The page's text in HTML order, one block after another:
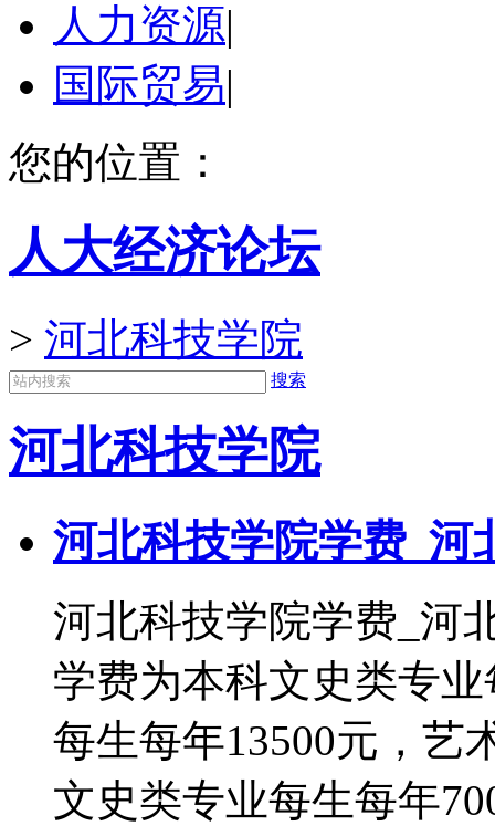
人力资源|
国际贸易|
您的位置：
人大经济论坛
> 河北科技学院
搜索
河北科技学院
河北科技学院学费_河
河北科技学院学费_
学费为本科文史类专
每生每年13500元，艺
文史类专业每生每年